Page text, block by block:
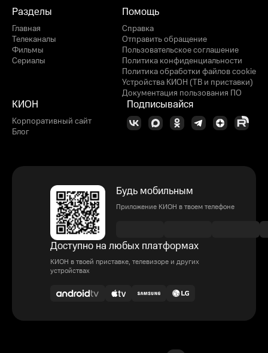
Разделы
Главная
Телеканалы
Фильмы
Сериалы
Помощь
Справка
Отправить обращение
Пользовательское соглашение
Политика конфиденциальности
Политика обработки файлов cookie
Устройства КИОН (ТВ и приставки)
Документация пользования ПО
КИОН
Корпоративный сайт
Блог
Подписывайся
Будь мобильным
Приложение КИОН в твоем телефоне
Доступно на любых платформах
КИОН в твоей приставке, телевизоре и других
устройствах